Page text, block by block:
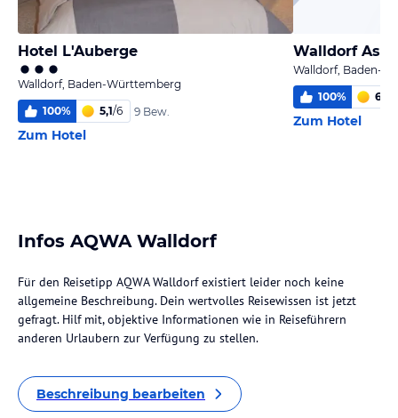
Hotel L'Auberge
Walldorf, Baden-Württemberg
100% 5,1/6 9 Bew.
Zum Hotel
Walldorf
Walldorf, Baden-
100% 6
Zum Hotel
Infos AQWA Walldorf
Für den Reisetipp AQWA Walldorf existiert leider noch keine
allgemeine Beschreibung. Dein wertvolles Reisewissen ist jetzt
gefragt. Hilf mit, objektive Informationen wie in Reiseführern
anderen Urlaubern zur Verfügung zu stellen.
Beschreibung bearbeiten